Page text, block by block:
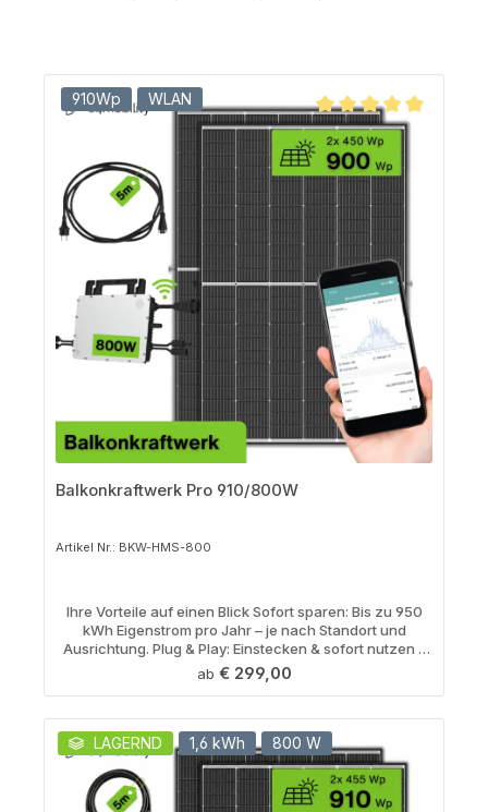
910Wp
WLAN
Durchschnittliche
Balkonkraftwerk Pro 910/800W
Artikel Nr.: BKW-HMS-800
Ihre Vorteile auf einen Blick Sofort sparen: Bis zu 950
kWh Eigenstrom pro Jahr – je nach Standort und
Ausrichtung. Plug & Play: Einstecken & sofort nutzen –
kein Elektriker erforderlich. Maximale Effizienz: Trina
Solar Glas/Glas-Module kombiniert mit Hoymiles 800W
Monitoring: Überwachen Sie Ihre Erträge bequem per
App. Robust & zukunftssicher: 15 Jahre Produkt- und 25
Jahre Leistungsgarantie auf die Module. Flexibel
einsetzbar: Ideal für Mieter:innen und Eigentümer:innen
– einfach ab- und wieder aufbauen bei Umzug. Starten
Regulärer Preis:
ab € 299,00
LAGERND 1,6 kWh 800 W